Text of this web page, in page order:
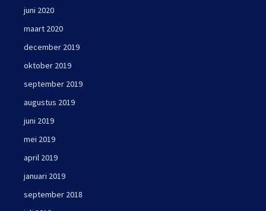
juni 2020
maart 2020
december 2019
oktober 2019
september 2019
augustus 2019
juni 2019
mei 2019
april 2019
januari 2019
september 2018